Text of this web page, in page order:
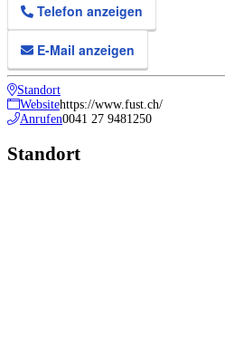
Telefon anzeigen
E-Mail anzeigen
Standort
Websitehttps://www.fust.ch/
Anrufen0041 27 9481250
Standort